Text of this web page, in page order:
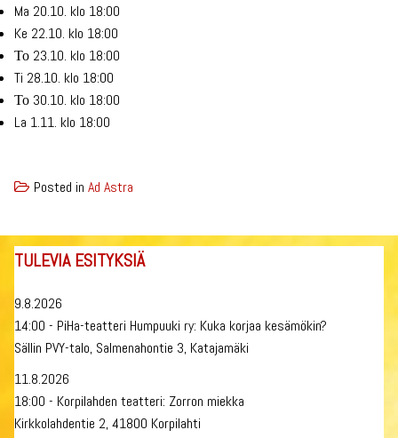
Ma 20.10. klo 18:00
Ke 22.10. klo 18:00
Το 23.10. klo 18:00
Ti 28.10. klo 18:00
Το 30.10. klo 18:00
La 1.11. klo 18:00
Posted in Ad Astra
TULEVIA ESITYKSIÄ
9.8.2026
14:00 - PiHa-teatteri Humpuuki ry: Kuka korjaa kesämökin?
Sällin PVY-talo, Salmenahontie 3, Katajamäki
11.8.2026
18:00 - Korpilahden teatteri: Zorron miekka
Kirkkolahdentie 2, 41800 Korpilahti